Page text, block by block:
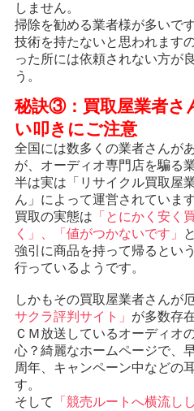
しません。
掃除を勧める業者様が多いで
技術を持たないと思われます
った所には依頼されない方が
う。
秘訣③：買取屋業者さ
い叩きにご注意
全国には数多くの業者さんが
が、オーディオ専門店を騙る
半は実は「リサイクル買取屋
ん」によって運営されています
買取の実態は 「とにかく安く
く」、「値がつかないです」
強引に商品を持って帰るとい
行っているようです。
しかもその買取屋業者さんが
サクラ評判サイト」 が多数存
ＣＭ放送しているオーディオ
心？綺麗なホームページで、
周年、キャンペーン中などの
す。
そして
「競売ルートへ横流し